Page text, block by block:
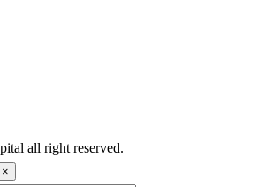
all right reserved.
×